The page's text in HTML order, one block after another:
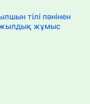
тілі пәнінен
жылдық жұмыс